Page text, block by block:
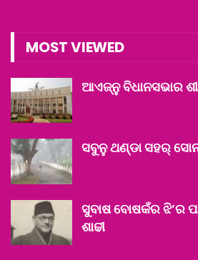
MOST VIEWED
ଆଏଜ୍‌ନୁ ବିଧାନସଭାର
ସବୁନୁ ଥଣ୍ଡା ସହର୍
ସୁବାଷ ବୋଷକଁର ଝି’ର
ଶାଢୀ